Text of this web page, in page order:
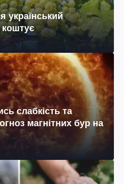
український
коштує
слабкість та
магнітних бур на